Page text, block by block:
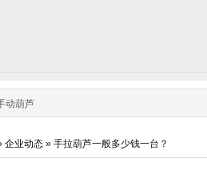
动葫芦
企业动态 » 手拉葫芦一般多少钱一台？